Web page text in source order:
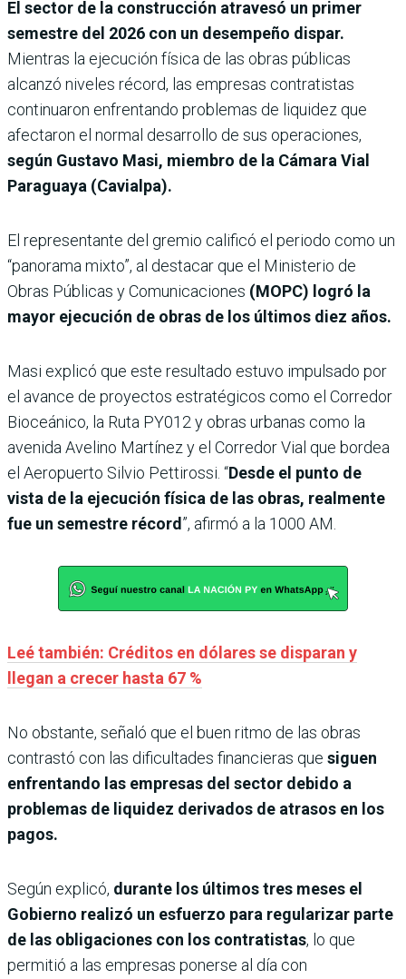
El sector de la construcción atravesó un primer
semestre del 2026 con un desempeño dispar.
Mientras la ejecución física de las obras públicas
alcanzó niveles récord, las empresas contratistas
continuaron enfrentando problemas de liquidez que
afectaron el normal desarrollo de sus operaciones,
según Gustavo Masi, miembro de la Cámara Vial
Paraguaya (Cavialpa).
El representante del gremio calificó el periodo como un
“panorama mixto”, al destacar que el Ministerio de
Obras Públicas y Comunicaciones (MOPC) logró la
mayor ejecución de obras de los últimos diez años.
Masi explicó que este resultado estuvo impulsado por
el avance de proyectos estratégicos como el Corredor
Bioceánico, la Ruta PY012 y obras urbanas como la
avenida Avelino Martínez y el Corredor Vial que bordea
el Aeropuerto Silvio Pettirossi. “Desde el punto de
vista de la ejecución física de las obras, realmente
fue un semestre récord”, afirmó a la 1000 AM.
Leé también: Créditos en dólares se disparan y
llegan a crecer hasta 67 %
No obstante, señaló que el buen ritmo de las obras
contrastó con las dificultades financieras que siguen
enfrentando las empresas del sector debido a
problemas de liquidez derivados de atrasos en los
pagos.
Según explicó, durante los últimos tres meses el
Gobierno realizó un esfuerzo para regularizar parte
de las obligaciones con los contratistas, lo que
permitió a las empresas ponerse al día con